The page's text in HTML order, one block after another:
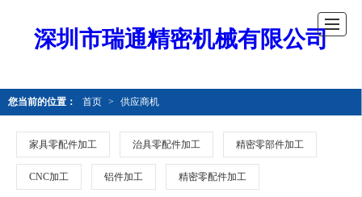
深圳市瑞通精密机械有限公司
您当前的位置： 首页 > 供应商机
家具零配件加工 治具零配件加工 精密零部件加工
CNC加工 铝件加工 精密零配件加工